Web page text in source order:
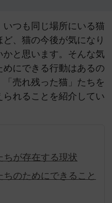
つも同じ場所にいる猫
、猫の今後が気になり
と思います。そんな気
にできる行動はあるの
売れ残った猫」たちを
れることを紹介してい
ちが存在する現状
ちのためにできること